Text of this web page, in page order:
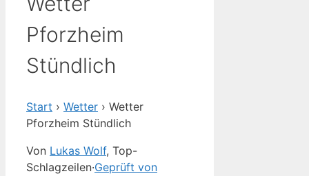
Pforzheim
Stündlich
Start › Wetter › Wetter
Pforzheim Stündlich
Von Lukas Wolf, Top-
Schlagzeilen·Geprüft von